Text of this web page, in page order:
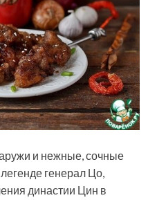
и нежные, сочные
генерал Цо,
династии Цин в